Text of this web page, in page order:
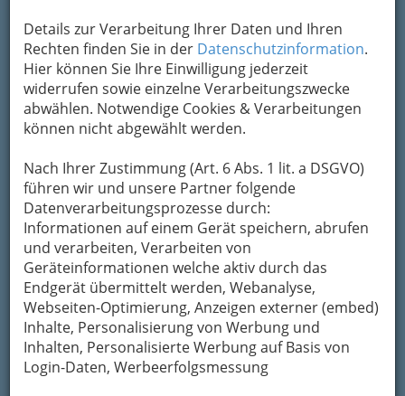
Details zur Verarbeitung Ihrer Daten und Ihren
Rechten finden Sie in der Datenschutzinformation.
Hier können Sie Ihre Einwilligung jederzeit
widerrufen sowie einzelne Verarbeitungszwecke
abwählen. Notwendige Cookies & Verarbeitungen
können nicht abgewählt werden.
Nach Ihrer Zustimmung (Art. 6 Abs. 1 lit. a DSGVO)
führen wir und unsere Partner folgende
Datenverarbeitungsprozesse durch:
Informationen auf einem Gerät speichern, abrufen
und verarbeiten, Verarbeiten von
Geräteinformationen welche aktiv durch das
Endgerät übermittelt werden, Webanalyse,
Webseiten-Optimierung, Anzeigen externer (embed)
Inhalte, Personalisierung von Werbung und
Inhalten, Personalisierte Werbung auf Basis von
Login-Daten, Werbeerfolgsmessung
Kräuteressenzen.
Die Kerze wird direkt auf der Haut aufgesetzt
und an ihrem breiteren Ende angezündet. Der
Hohlraum der Kerze füllt sich mit dem warmen
Rauch, solange die Flamme geschlossen ist,
werden dadurch die Wirkstoffe der Kräuter in
öffnet sich die Flamme und der, durch
Kamineffekt entstehende Sog wirkt nicht nur
entspannend und Durchblutung fördernd,
sondern vor allem reinigend auf energetischer
Ebene.
Durch ihre entspannende,
entzündungshemmende und entgiftende
Wirkung eignet sich die IL-DO® Körperkerze zum
alleinigen Einsatz, zum kombinieren mit anderen
Anwendungen und auch hervorragend zur
Unterstützung von Therapien.